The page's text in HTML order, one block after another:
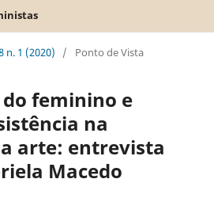
n. 1 (2020) / Ponto de Vista
feminino e
na
arte: entrevista
Macedo